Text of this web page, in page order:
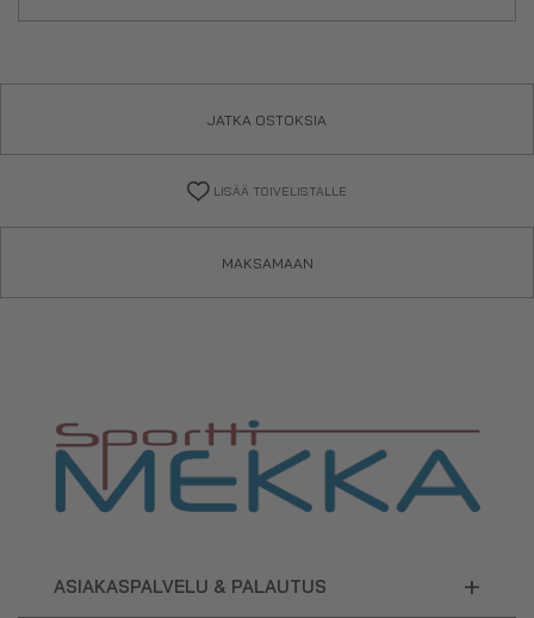
JATKA OSTOKSIA
LISÄÄ TOIVELISTALLE
MAKSAMAAN
ASIAKASPALVELU & PALAUTUS +